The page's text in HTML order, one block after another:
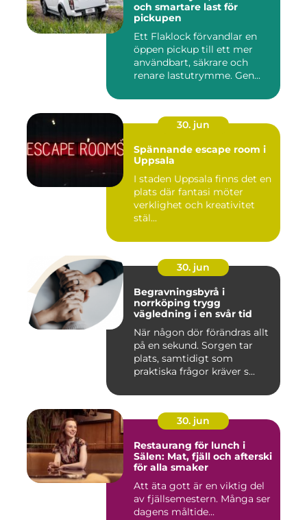
och smartare last för
pickupen
Ett Flaklock förvandlar en
öppen pickup till ett mer
användbart, säkrare och
renare lastutrymme. Gen...
30. jun
Spännande escape room i
Uppsala
I staden Uppsala finns det en
plats där fantasi möter
verklighet och kreativitet
stäl...
30. jun
Begravningsbyrå i
norrköping trygg
vägledning i en svår tid
När någon dör förändras allt
på en sekund. Sorgen tar
plats, samtidigt som
praktiska frågor kräver s...
30. jun
Restaurang för lunch i
Sälen: Mat, fjäll och afterski
för alla smaker
Att äta gott är en viktig del
av fjällsemestern. Många ser
dagens måltide...